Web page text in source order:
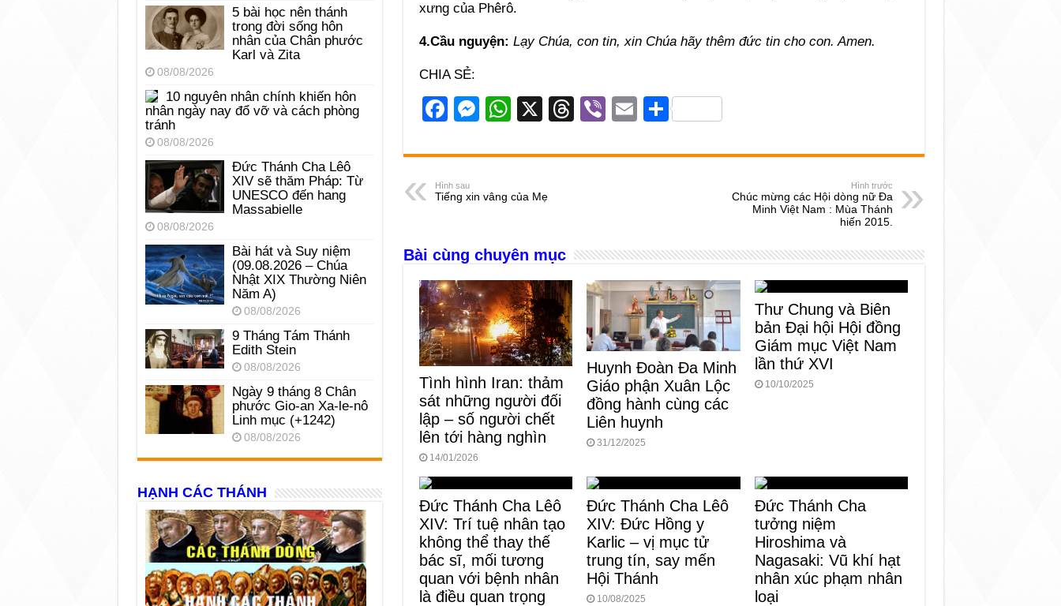
xưng của Phêrô.
4.Cầu nguyện: Lạy Chúa, con tin, xin Chúa hãy thêm đức tin cho con. Amen.
CHIA SẺ:
F
c
e
b
o
k
M
ss
n
er
W
at
A
p
X
T
e
Vi
er
E
ail
S
ar
Hình sau
Tiếng xin vâng của Mẹ
Hình trước
Chúc mừng các Hội dòng nữ Đa
Minh Việt Nam : Mùa Thánh
hiến 2015.
Bài cùng chuyên mục
Tình hình Iran: thảm
sát những người đối
lập – số người chết
lên tới hàng nghìn
14/01/2026
Huynh Đoàn Đa Minh
Giáo phận Xuân Lộc
đồng hành cùng các
Liên huynh
31/12/2025
Thư Chung và Biên
bản Đại hội Hội đồng
Giám mục Việt Nam
lần thứ XVI
10/10/2025
Đức Thánh Cha Lêô
XIV: Trí tuệ nhân tạo
không thể thay thế
bác sĩ, mối tương
quan với bệnh nhân
là điều quan trọng
Đức Thánh Cha Lêô
XIV: Đức Hồng y
Karlic – vị mục tử
trung tín, say mến
Hội Thánh
10/08/2025
Đức Thánh Cha
tưởng niệm
Hiroshima và
Nagasaki: Vũ khí hạt
nhân xúc phạm nhân
loại
5 bài học nên thánh
trong đời sống hôn
nhân của Chân phước
Karl và Zita
08/08/2026
10 nguyên nhân chính khiến hôn
nhân ngày nay đổ vỡ và cách phòng
tránh
08/08/2026
Đức Thánh Cha Lêô
XIV sẽ thăm Pháp: Từ
UNESCO đến hang
Massabielle
08/08/2026
Bài hát và Suy niệm
(09.08.2026 – Chúa
Nhật XIX Thường Niên
Năm A)
08/08/2026
9 Tháng Tám Thánh
Edith Stein
08/08/2026
Ngày 9 tháng 8 Chân
phước Gio-an Xa-le-nô
Linh mục (+1242)
08/08/2026
HẠNH CÁC THÁNH